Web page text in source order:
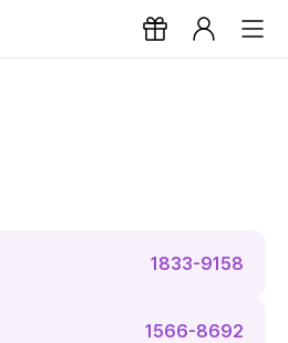
1833-9158
1566-8692